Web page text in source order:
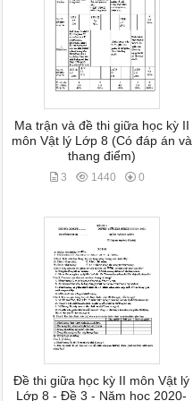
Ma trận và đề thi giữa học kỳ II
môn Vật lý Lớp 8 (Có đáp án và
thang điểm)
3 1440 0
Đề thi giữa học kỳ II môn Vật lý
Lớp 8 - Đề 3 - Năm học 2020-